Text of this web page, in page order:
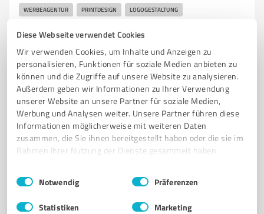
Diese Webseite verwendet Cookies
Wir verwenden Cookies, um Inhalte und Anzeigen zu
personalisieren, Funktionen für soziale Medien anbieten zu
können und die Zugriffe auf unsere Website zu analysieren.
Außerdem geben wir Informationen zu Ihrer Verwendung
unserer Website an unsere Partner für soziale Medien,
Werbung und Analysen weiter. Unsere Partner führen diese
Informationen möglicherweise mit weiteren Daten
zusammen, die Sie ihnen bereitgestellt haben oder die sie im
Rahmen Ihrer Nutzung der Dienste gesammelt haben.
Impressum Datenschutzbestimmungen
Einwilligungsauswahl
Notwendig Präferenzen
Statistiken Marketing
WERBEAGENTUR PRINTDESIGN LOGOGESTALTUNG
GRAFIKDESIGN NÜRNBERGER LAND KREATIVE LÖSUNGEN
Urlasstraße 34, 91207 Lauf an der Pegnitz
info@luberdesign.de luberdesign.de/
5,00 / 5,00
1 Bewertung (1 Quelle)
7 Marketing